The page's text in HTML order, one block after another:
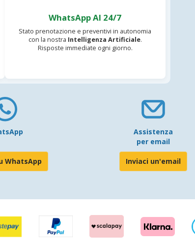
WhatsApp AI 24/7
Stato prenotazione e preventivi in autonomia
con la nostra Intelligenza Artificiale.
Risposte immediate ogni giorno.
WhatsApp
Assistenza
per email
Inviaci un'email